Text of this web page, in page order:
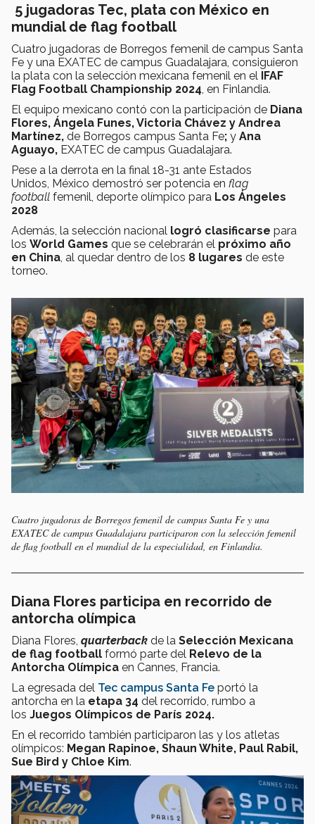
5 jugadoras Tec, plata con México en
mundial de flag football
Cuatro jugadoras de Borregos femenil de campus Santa
Fe y una EXATEC de campus Guadalajara, consiguieron
la plata con la selección mexicana femenil en el IFAF
Flag Football Championship 2024, en Finlandia.
El equipo mexicano contó con la participación de Diana
Flores, Ángela Funes, Victoria Chávez y Andrea
Martínez, de Borregos campus Santa Fe; y Ana
Aguayo, EXATEC de campus Guadalajara.
Pese a la derrota en la final 18-31 ante Estados
Unidos, México demostró ser potencia en flag
football femenil, deporte olímpico para Los Ángeles
2028
Además, la selección nacional logró clasificarse para
los World Games que se celebrarán el próximo año
en China, al quedar dentro de los 8 lugares de este
torneo.
Cuatro jugadoras de Borregos femenil de campus Santa Fe y una
EXATEC de campus Guadalajara participaron con la selección femenil
de flag football en el mundial de la especialidad, en Finlandia.
Diana Flores participa en recorrido de
antorcha olímpica
Diana Flores, quarterback de la Selección Mexicana
de flag football formó parte del Relevo de la
Antorcha Olímpica en Cannes, Francia.
La egresada del Tec campus Santa Fe portó la
antorcha en la etapa 34 del recorrido, rumbo a
los Juegos Olímpicos de París 2024.
En el recorrido también participaron las y los atletas
olímpicos: Megan Rapinoe, Shaun White, Paul Rabil,
Sue Bird y Chloe Kim.